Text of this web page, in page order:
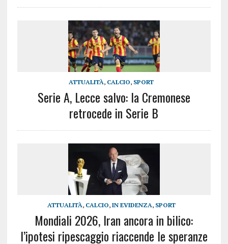
ATTUALITÀ, CALCIO, SPORT
Serie A, Lecce salvo: la Cremonese
retrocede in Serie B
ATTUALITÀ, CALCIO, IN EVIDENZA, SPORT
Mondiali 2026, Iran ancora in bilico:
l’ipotesi ripescaggio riaccende le speranze